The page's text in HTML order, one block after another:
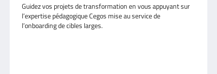
Guidez vos projets de transformation en vous appuyant sur
l’expertise pédagogique Cegos mise au service de
l’onboarding de cibles larges.